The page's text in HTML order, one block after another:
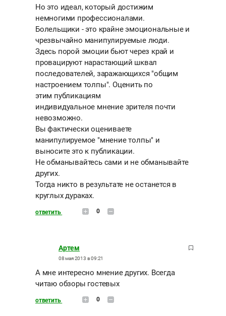
Но это идеал, который достижим
немногими профессионалами.
Болельщики - это крайне эмоциональные и
чрезвычайно манипулируемые люди.
Здесь порой эмоции бьют через край и
провацируют нарастающий шквал
последователей, заражающихся "общим
настроением толпы". Оценить по
этим публикациям
индивидуальное мнение зрителя почти
невозможно.
Вы фактически оцениваете
манипулируемое "мнение толпы" и
выносите это к публикации.
Не обманывайтесь сами и не обманывайте
других.
Тогда никто в результате не останется в
круглых дураках.
ответить 0
Артем
08 мая 2013 в 09:21
А мне интересно мнение других. Всегда
читаю обзоры гостевых
ответить 0